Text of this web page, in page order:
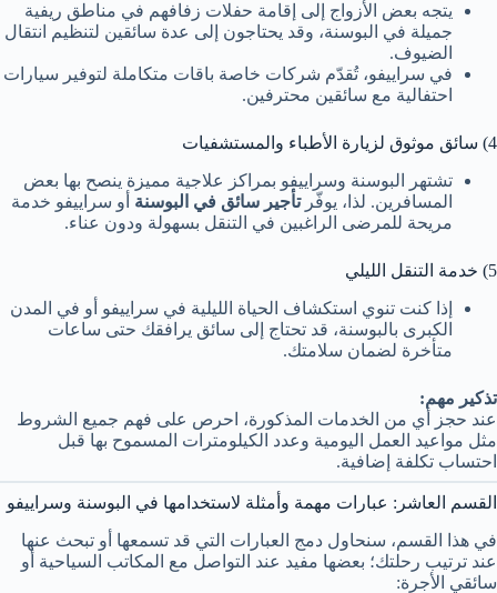
يتجه بعض الأزواج إلى إقامة حفلات زفافهم في مناطق ريفية
جميلة في البوسنة، وقد يحتاجون إلى عدة سائقين لتنظيم انتقال
الضيوف.
في سراييفو، تُقدّم شركات خاصة باقات متكاملة لتوفير سيارات
احتفالية مع سائقين محترفين.
4) سائق موثوق لزيارة الأطباء والمستشفيات
تشتهر البوسنة وسراييفو بمراكز علاجية مميزة ينصح بها بعض
المسافرين. لذا، يوفّرتأجير سائق في البوسنة أو سراييفو خدمة
مريحة للمرضى الراغبين في التنقل بسهولة ودون عناء.
5) خدمة التنقل الليلي
إذا كنت تنوي استكشاف الحياة الليلية في سراييفو أو في المدن
الكبرى بالبوسنة، قد تحتاج إلى سائق يرافقك حتى ساعات
متأخرة لضمان سلامتك.
تذكير مهم:
عند حجز أي من الخدمات المذكورة، احرص على فهم جميع الشروط
مثل مواعيد العمل اليومية وعدد الكيلومترات المسموح بها قبل
احتساب تكلفة إضافية.
القسم العاشر: عبارات مهمة وأمثلة لاستخدامها في البوسنة وسراييفو
في هذا القسم، سنحاول دمج العبارات التي قد تسمعها أو تبحث عنها
عند ترتيب رحلتك؛ بعضها مفيد عند التواصل مع المكاتب السياحية أو
سائقي الأجرة: